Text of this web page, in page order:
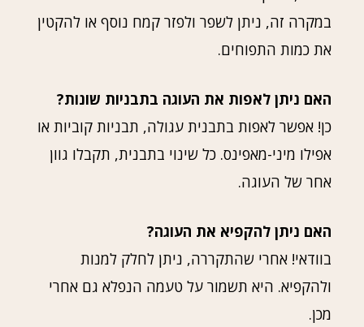
במקרה זה, ניתן לשפר ולפזר קמח נוסף או להקטין
את כמות התפוחים.
האם ניתן לאפות את העוגה בתבניות שונות?
כן! אפשר לאפות בתבנית עגולה, תבניות קוביות או
אפילו מיני-מאפינס. כל שינוי בתבנית, תקבלו גוון
אחר של העוגה.
האם ניתן להקפיא את העוגה?
בוודאי! אחרי שהתקררה, ניתן לחלק למנות
ולהקפיא. היא תשמור על טעמה הנפלא גם אחרי
מכן.